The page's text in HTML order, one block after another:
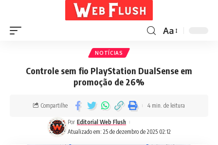
Aa
NOTÍCIAS
Controle sem fio PlayStation DualSense em
promoção de 26%
Atualizado em: 25 de dezembro de 2025 02:12
Por Editorial Web Flush
Compartilhe 4 min. de leitura